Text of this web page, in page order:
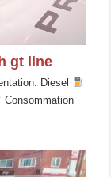
gt line
Diesel